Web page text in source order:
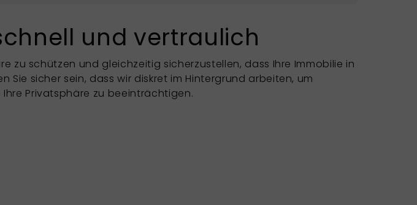
und vertraulich
zu schützen und gleichzeitig sicherzustellen, dass Ihre Immobilie in
Sie sicher sein, dass wir diskret im Hintergrund arbeiten, um
Privatsphäre zu beeinträchtigen.